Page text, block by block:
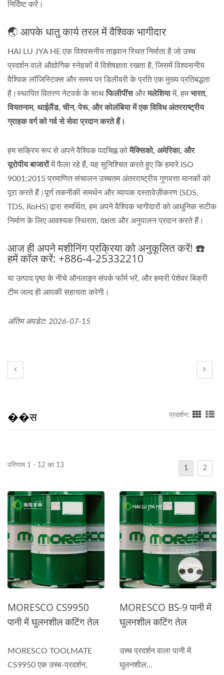
निर्दिष्ट करें।
🌏 आपके धातु कार्य तरल में वैश्विक भागीदार
HAI LU JYA HE एक विश्वसनीय ताइवान स्थित निर्माता है जो उच्च
प्रदर्शन वाले औद्योगिक स्नेहकों में विशेषज्ञता रखता है, जिसमें विश्वसनीय
वैश्विक लॉजिस्टिक्स और समय पर डिलीवरी के प्रति एक मुख्य प्रतिबद्धता
है।स्थापित वितरण नेटवर्क के साथफिलीपींसऔरमलेशियामें, हमभारत,
वियतनाम, थाईलैंड, चीन, पेरू, और कोलंबिया में एक विविध अंतरराष्ट्रीय
ग्राहक वर्ग को गर्व से सेवा प्रदान करते हैं।
हम सक्रिय रूप से अपने वैश्विक पदचिह्न कोमैक्सिको, अमेरिका, और
यूरोपीय बाजारोंमें फैला रहे हैं, यह सुनिश्चित करते हुए कि हमारे ISO
9001:2015 प्रमाणित संचालन उच्चतम अंतरराष्ट्रीय गुणवत्ता मानकों को
पूरा करते हैं।पूर्ण तकनीकी समर्थन और व्यापक दस्तावेज़ीकरण (SDS,
TDS, RoHS) द्वारा समर्थित, हम अपने वैश्विक भागीदारों को आधुनिक सटीक
निर्माण के लिए आवश्यक स्थिरता, दक्षता और अनुपालन प्रदान करते हैं।
आज ही अपने मशीनिंग प्रक्रिया को अनुकूलित करें! ☎️
हमें कॉल करें: +886-4-25332210
या उत्पाद पृष्ठ के नीचे ऑनलाइन संपर्क फॉर्म भरें, और हमारी पेशेवर बिक्री
टीम जल्द ही आपकी सहायता करेगी।
अंतिम अपडेट: 2026-07-15
��स प्रदर्शन:
परिणाम 1 - 12 का 13 1 2
MORESCO CS9950
पानी में घुलनशील कटिंग तेल
MORESCO TOOLMATE
CS9950 एक उच्च-प्रदर्शन,
MORESCO BS-9 पानी में
घुलनशील कटिंग तेल
उच्च प्रदर्शन वाला पानी में
घुलनशील...